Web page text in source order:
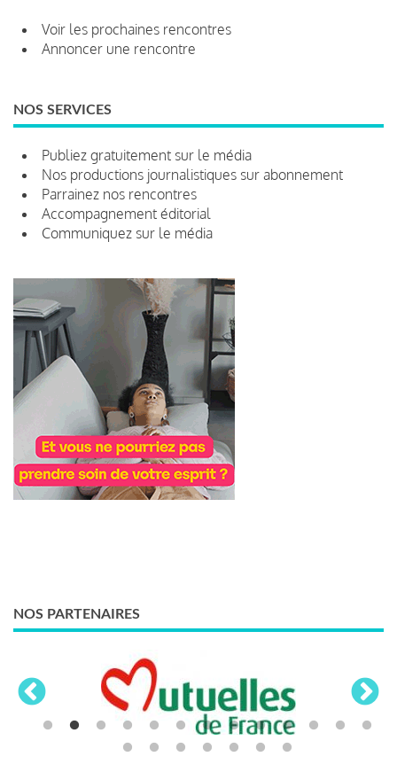
Voir les prochaines rencontres
Annoncer une rencontre
NOS SERVICES
Publiez gratuitement sur le média
Nos productions journalistiques sur abonnement
Parrainez nos rencontres
Accompagnement éditorial
Communiquez sur le média
NOS PARTENAIRES